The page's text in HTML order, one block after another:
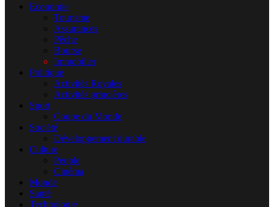
Economie
Tourisme
Assurances
Pêche
Bourse
Immobilier
Politique
Activités Royales
Activités princières
Sport
Coupe du Monde
Société
Développement durable
Culture
People
Cinéma
Monde
Santé
Technologie